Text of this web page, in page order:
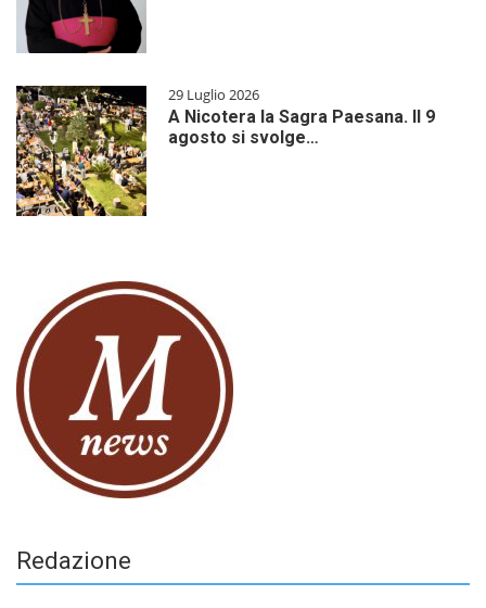
29 Luglio 2026
A Nicotera la Sagra Paesana. Il 9
agosto si svolge…
Redazione